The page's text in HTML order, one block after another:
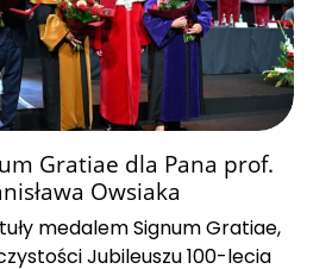
Gratiae dla Pana prof.
Owsiaka
medalem Signum Gratiae,
Jubileuszu 100-lecia